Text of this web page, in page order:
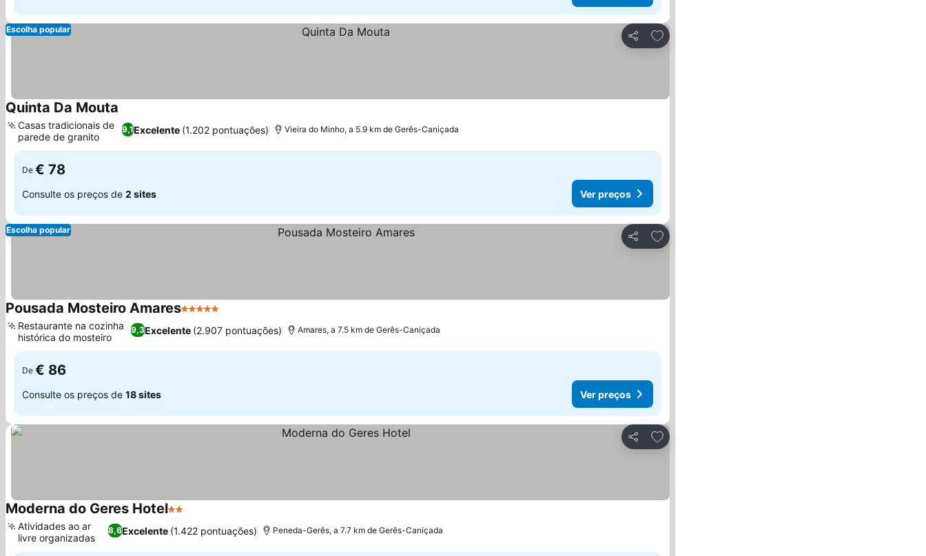
Partilhar
Adicionar aos favoritos
Escolha popular
Quinta Da Mouta
9,1Excelente (1.202 pontuações)
Casas tradicionais de
parede de granito
Vieira do Minho, a 5.9 km de Gerês-Caniçada
De € 78
Consulte os preços de 2 sites Ver preços
Partilhar
Adicionar aos favoritos
Escolha popular
Pousada Mosteiro Amares5 Estrelas
9,3Excelente (2.907 pontuações)
Restaurante na cozinha
histórica do mosteiro
Amares, a 7.5 km de Gerês-Caniçada
De € 86
Consulte os preços de 18 sites Ver preços
Partilhar
Adicionar aos favoritos
Moderna do Geres Hotel2 Estrelas
8,6Excelente (1.422 pontuações)
Atividades ao ar
livre organizadas
Peneda-Gerês, a 7.7 km de Gerês-Caniçada